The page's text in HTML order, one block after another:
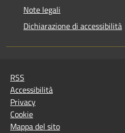
Note legali
Dichiarazione di accessibilità
RSS
Accessibilità
Privacy
Cookie
Mappa del sito